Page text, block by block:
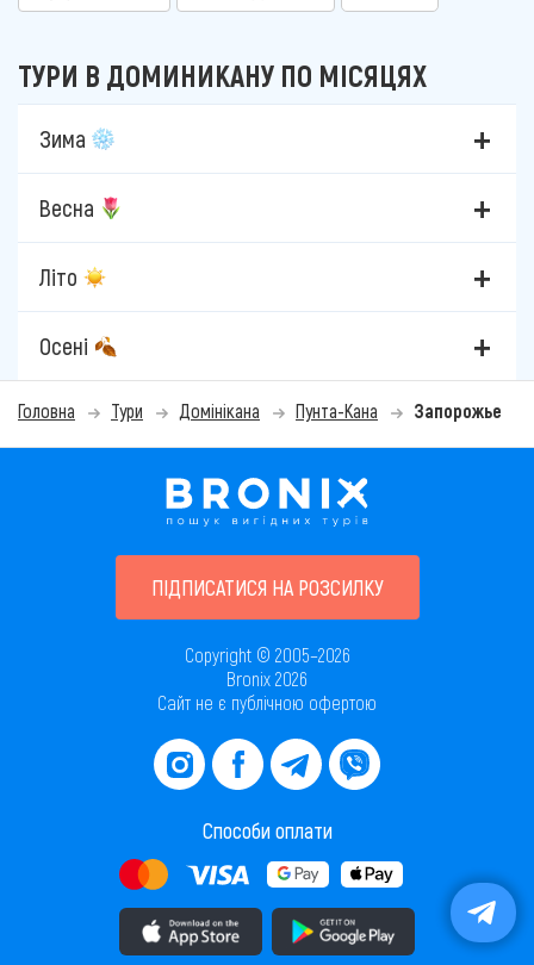
ТУРИ В ДОМИНИКАНУ ПО МІСЯЦЯХ
Зима
Весна
Літо
Осені
Головна Тури Домінікана Пунта-Кана Запорожье
ПІДПИСАТИСЯ НА РОЗСИЛКУ
Copyright © 2005–2026
Bronix 2026
Сайт не є публічною офертою
Способи оплати
Завантажити додаток в AppStore Завантажити додаток в PlayMarket